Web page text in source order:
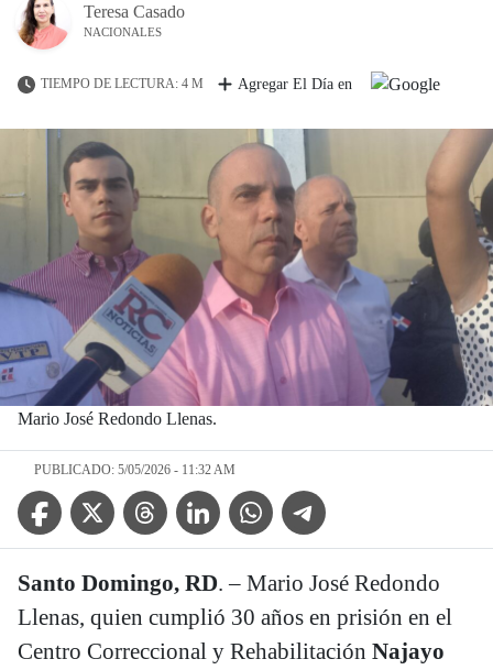
Teresa Casado
NACIONALES
TIEMPO DE LECTURA: 4 M Agregar El Día en
Mario José Redondo Llenas.
PUBLICADO: 5/05/2026 - 11:32 AM
Facebook IconTwitter IconThreads IconLinkedin IconWhatsApp IconTelegram Icon
Santo Domingo, RD. – Mario José Redondo
Llenas, quien cumplió 30 años en prisión en el
Centro Correccional y Rehabilitación Najayo